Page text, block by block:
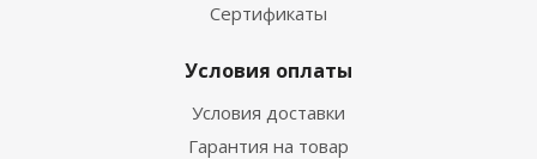
Сертификаты
Условия оплаты
Условия доставки
Гарантия на товар